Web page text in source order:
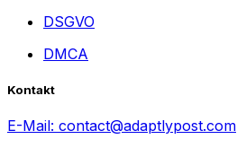
DSGVO
DMCA
Kontakt
E-Mail: contact@adaptlypost.com